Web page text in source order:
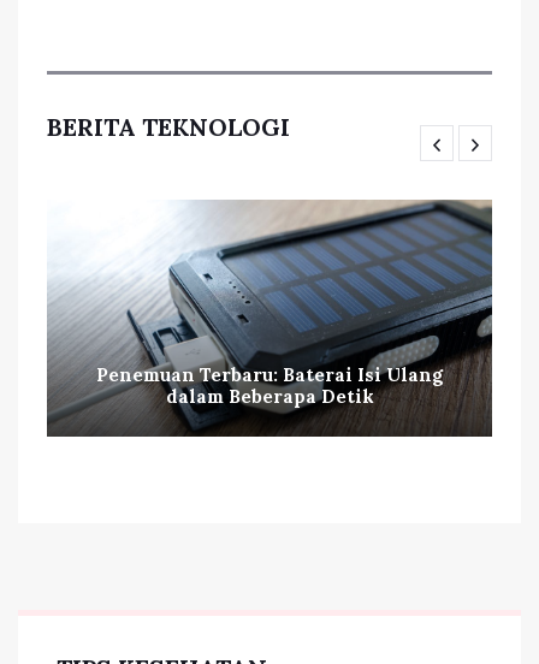
BERITA TEKNOLOGI
Penemuan Terbaru: Baterai Isi Ulang
dalam Beberapa Detik